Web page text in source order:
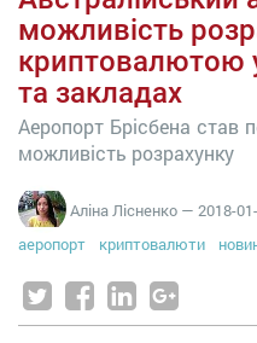
можливість
криптовалютою
та закладах
Аеропорт Брісбена став
можливість розрахунку
Аліна Лісненко — 2018-
аеропорт
криптовалюти